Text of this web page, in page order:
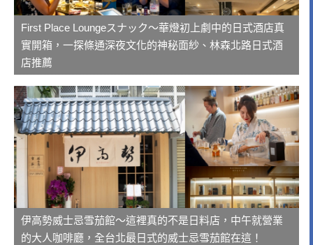
First Place Loungeスナック～華燈初上劇中的日式酒店真
實開箱，一探條通深夜文化的神秘面紗、林森北路日式酒
店推薦
伊高勢威士忌雪茄館～這裡真的不是日料店，中午就營業
的大人咖啡廳，全台北最日式的威士忌雪茄館在這！